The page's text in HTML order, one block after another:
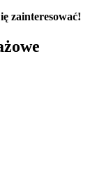
zainteresować!